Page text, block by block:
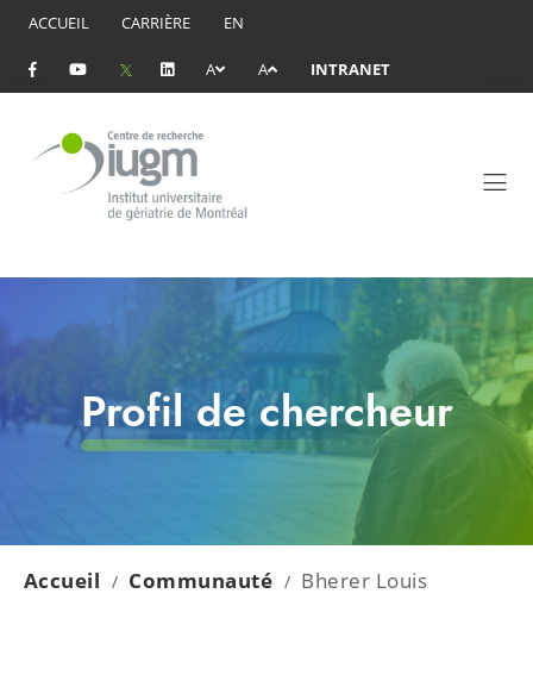
ACCUEIL CARRIÈRE EN
A A INTRANET
Profil de chercheur
Accueil / Communauté / Bherer Louis